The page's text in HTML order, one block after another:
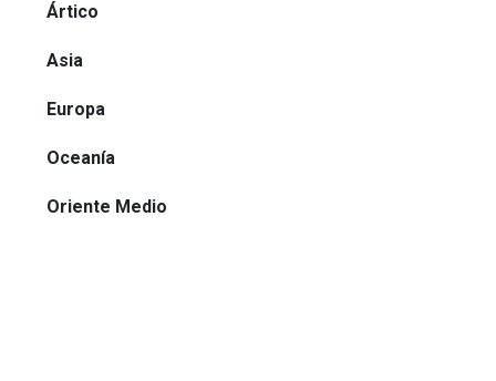
Ártico
Asia
Europa
Oceanía
Oriente Medio